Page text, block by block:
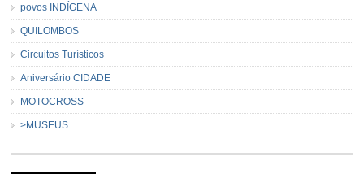
povos INDÍGENA
QUILOMBOS
Circuitos Turísticos
Aniversário CIDADE
MOTOCROSS
>MUSEUS